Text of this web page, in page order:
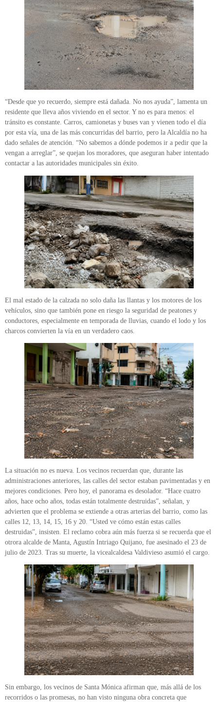
“Desde que yo recuerdo, siempre está dañada. No nos ayuda”, lamenta un
residente que lleva años viviendo en el sector. Y no es para menos: el
tránsito es constante. Carros, camionetas y buses van y vienen todo el día
por esta vía, una de las más concurridas del barrio, pero la Alcaldía no ha
dado señales de atención. “No sabemos a dónde podemos ir a pedir que la
vengan a arreglar”, se quejan los moradores, que aseguran haber intentado
contactar a las autoridades municipales sin éxito.
El mal estado de la calzada no solo daña las llantas y los motores de los
vehículos, sino que también pone en riesgo la seguridad de peatones y
conductores, especialmente en temporada de lluvias, cuando el lodo y los
charcos convierten la vía en un verdadero caos.
La situación no es nueva. Los vecinos recuerdan que, durante las
administraciones anteriores, las calles del sector estaban pavimentadas y en
mejores condiciones. Pero hoy, el panorama es desolador. “Hace cuatro
años, hace ocho años, todas están totalmente destruidas”, señalan, y
advierten que el problema se extiende a otras arterias del barrio, como las
calles 12, 13, 14, 15, 16 y 20. “Usted ve cómo están estas calles
destruidas”, insisten. El reclamo cobra aún más fuerza si se recuerda que el
otrora alcalde de Manta, Agustín Intriago Quijano, fue asesinado el 23 de
julio de 2023. Tras su muerte, la vicealcaldesa Valdivieso asumió el cargo.
Sin embargo, los vecinos de Santa Mónica afirman que, más allá de los
recorridos o las promesas, no han visto ninguna obra concreta que